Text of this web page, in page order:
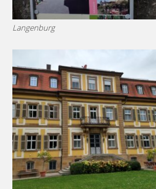
Langenburg